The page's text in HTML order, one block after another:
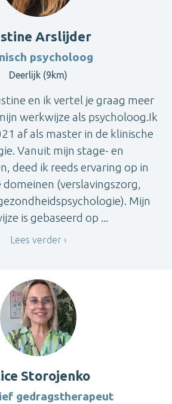
Arslijder
psycholoog
Deerlijk (9km)
en ik vertel je graag meer
werkwijze als psycholoog.Ik
af als master in de klinische
Vanuit mijn stage- en
deed ik reeds ervaring op in
(verslavingszorg,
Mijn
is gebaseerd op ...
Lees verder
Storojenko
gedragstherapeut